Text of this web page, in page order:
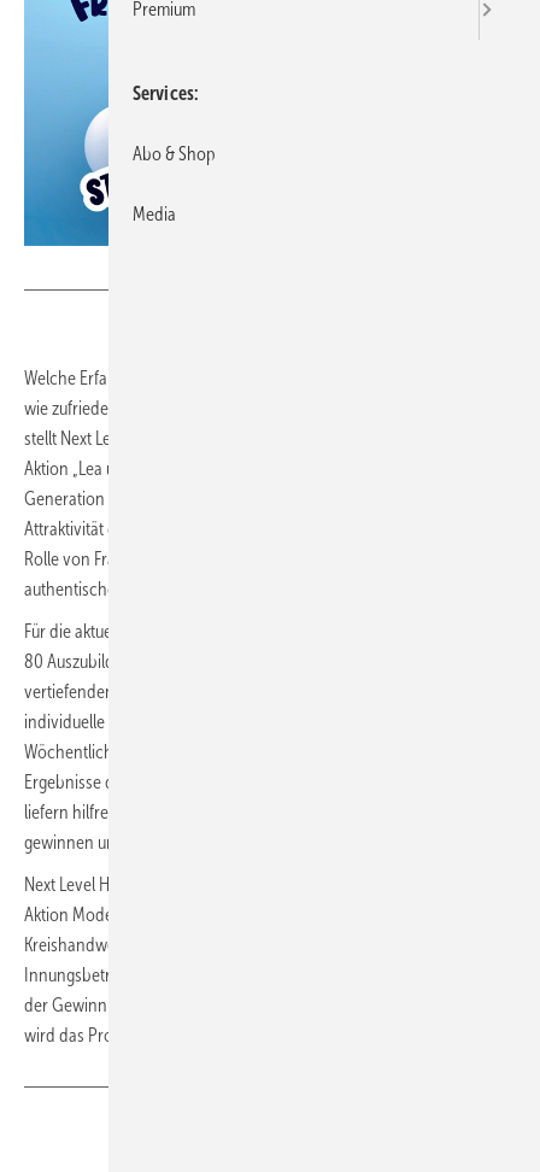
Welche Erfahrungen machen junge Auszubildende im Handwerk und
wie zufrieden sind sie mit ihrer Berufswahl? Diese und weitere Fragen
stellt Next Level Handwerk (siehe Infokasten) in der 2. Staffel der
Aktion „Lea und Marta fragen nach“. Zwei junge Frauen aus der
Generation Z fragen Auszubildende im Handwerk nach der
Attraktivität des Arbeitgebers, der eigenen Zufriedenheit oder z. B. der
Rolle von Frauen im Handwerk. Die Serie gibt damit einen
authentischen Einblick in die Sichtweise von aktuellen Azubis.
Für die aktuelle Staffel von „Lea und Marta fragen nach“ wurden rund
80 Auszubildende aus verschiedenen Gewerken befragt, teils mit
vertiefenden Video-Interviews, die einen detaillierten Einblick auf
individuelle Erfahrungen und Einschätzungen ermöglichen.
Wöchentlich erscheinen auf
Ergebnisse dieser Befragung mit Videos und spannenden Zitaten. Sie
liefern hilfreiche Erkenntnisse für alle, die Fachkräfte von morgen
gewinnen und halten wollen.
Next Level Handwerk ist ein Projekt unter der Schirmherrschaft der
Aktion Modernes Handwerk e. V. (AMH). Als Service der
Kreishandwerkerschaften bietet es den angeschlossenen
Innungsbetrieben konkrete Unterstützung bei wichtigen Themen, wie
der Gewinnung und Bindung von Mitarbeitenden. Inhaltlich begleitet
wird das Projekt vom Institut für Betriebsführung im Handwerk (itb).
Premium
Services
Abo & Shop
Media